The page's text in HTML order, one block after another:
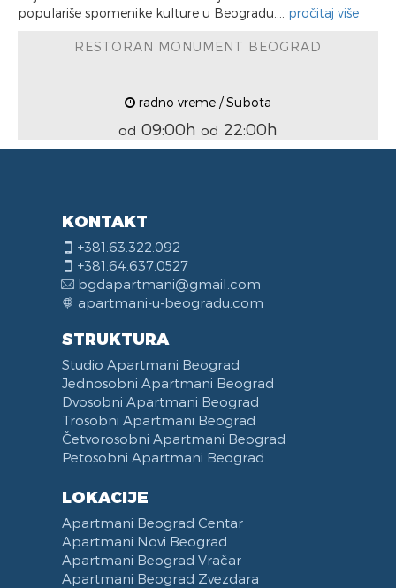
populariše spomenike kulture u Beogradu.... pročitaj više
RESTORAN MONUMENT BEOGRAD
radno vreme / Subota
od 09:00h od 22:00h
KONTAKT
+381.63.322.092
+381.64.637.0527
bgdapartmani@gmail.com
apartmani-u-beogradu.com
STRUKTURA
Studio Apartmani Beograd
Jednosobni Apartmani Beograd
Dvosobni Apartmani Beograd
Trosobni Apartmani Beograd
Četvorosobni Apartmani Beograd
Petosobni Apartmani Beograd
LOKACIJE
Apartmani Beograd Centar
Apartmani Novi Beograd
Apartmani Beograd Vračar
Apartmani Beograd Zvezdara